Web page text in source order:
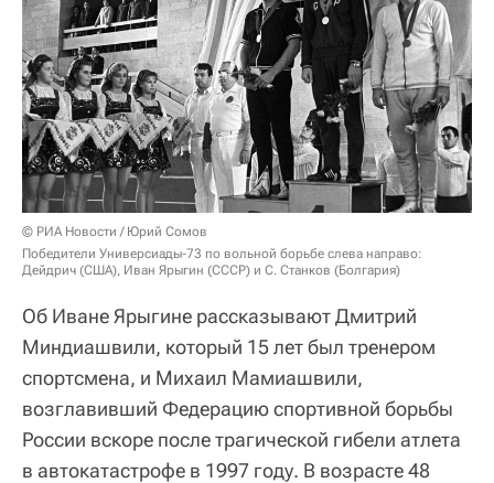
© РИА Новости / Юрий Сомов
Победители Универсиады-73 по вольной борьбе слева направо:
Дейдрич (США), Иван Ярыгин (СССР) и С. Станков (Болгария)
Об Иване Ярыгине рассказывают Дмитрий
Миндиашвили, который 15 лет был тренером
спортсмена, и Михаил Мамиашвили,
возглавивший Федерацию спортивной борьбы
России вскоре после трагической гибели атлета
в автокатастрофе в 1997 году. В возрасте 48